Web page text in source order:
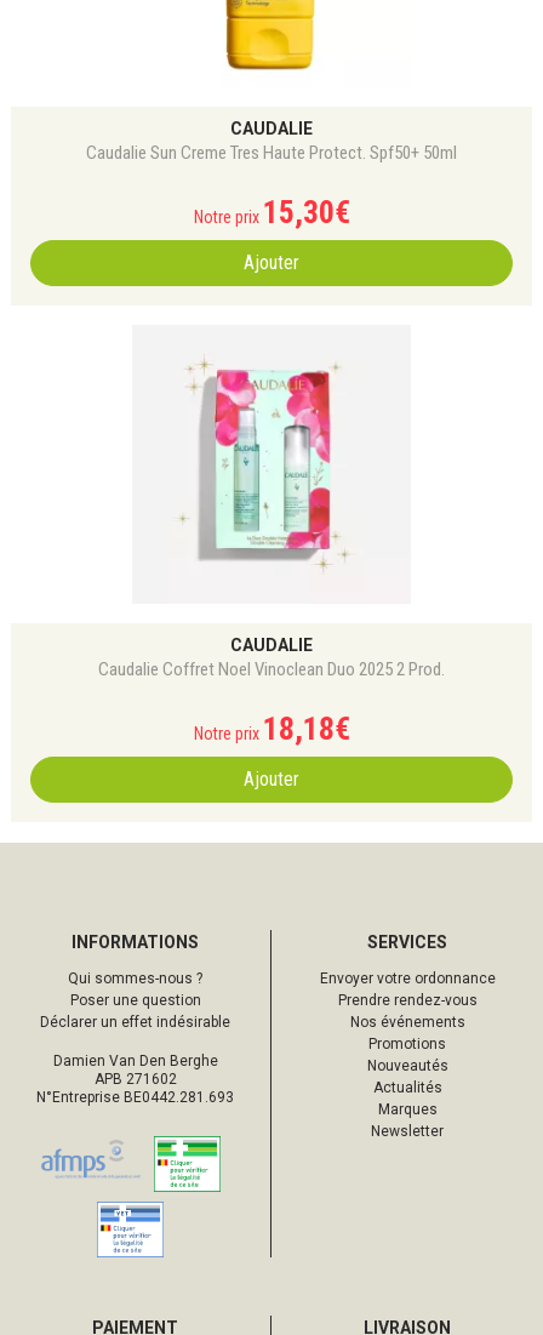
CAUDALIE
Caudalie Sun Creme Tres Haute Protect. Spf50+ 50ml
Notre prix 15,30€
Ajouter
CAUDALIE
Caudalie Coffret Noel Vinoclean Duo 2025 2 Prod.
Notre prix 18,18€
Ajouter
INFORMATIONS
Qui sommes-nous ?
Poser une question
Déclarer un effet indésirable
Damien Van Den Berghe
APB 271602
N°Entreprise BE0442.281.693
SERVICES
Envoyer votre ordonnance
Prendre rendez-vous
Nos événements
Promotions
Nouveautés
Actualités
Marques
Newsletter
PAIEMENT LIVRAISON